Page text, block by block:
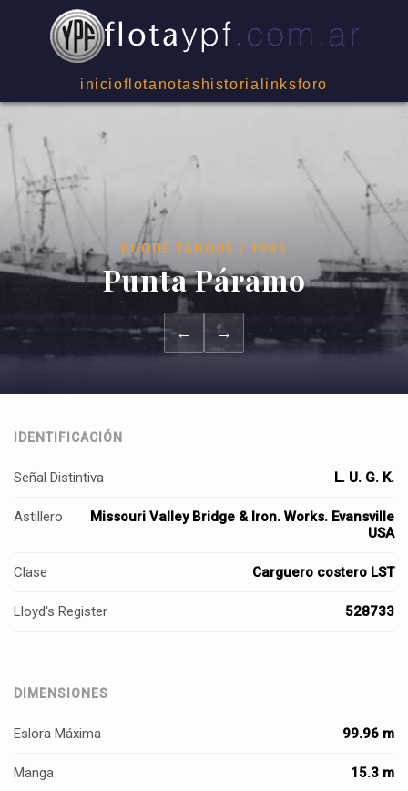
inicioflota notas historia linksforo
BUQUE TANQUE / 1945
Punta Páramo
← →
IDENTIFICACIÓN
Señal Distintiva L. U. G. K.
Astillero
Missouri Valley Bridge & Iron. Works. Evansville
USA
Clase Carguero costero LST
Lloyd's Register 528733
DIMENSIONES
Eslora Máxima 99.96 m
Manga 15.3 m